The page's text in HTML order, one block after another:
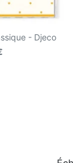
- Djeco